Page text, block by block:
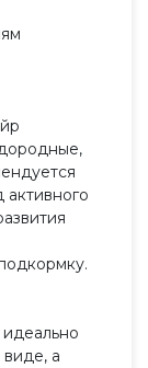
а